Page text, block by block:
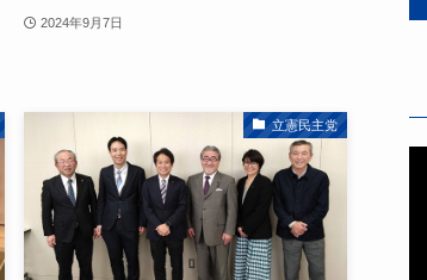
2024年9月7日
立憲民主党